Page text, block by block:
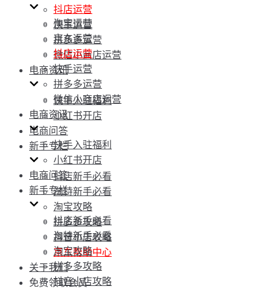
抖店运营
快手运营
拼多多运营
微信小商店运营
电商资讯
快手入驻福利
小红书开店
电商问答
新手专栏
抖店新手必看
淘特新手必看
淘宝攻略
拼多多攻略
抖音小店攻略
京东帮助中心
关于我们
免费领取会员
淘宝运营
京东运营
抖店运营
快手运营
拼多多运营
微信小商店运营
电商资讯
快手入驻福利
小红书开店
电商问答
新手专栏
抖店新手必看
淘特新手必看
淘宝攻略
拼多多攻略
抖音小店攻略